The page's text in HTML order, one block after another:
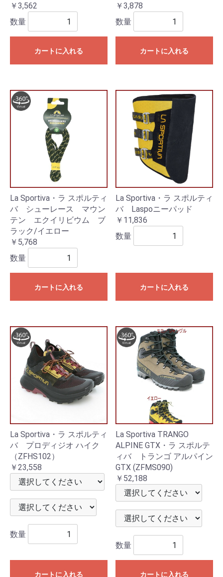
￥3,562
数量
カートに入れる
￥3,878
数量
カートに入れる
La Sportiva・ラ スポルティ
バ シューレース マウン
テン エクイリビウム ブ
ラック/イエロー
￥5,768
数量
カートに入れる
La Sportiva・ラ スポルティ
バ Laspoニーパッド
￥11,836
数量
カートに入れる
La Sportiva・ラ スポルティ
バ プロディジオ ハイク
（ZFHS102）
￥23,558
数量
カートに入れる
La Sportiva TRANGO
ALPINE GTX・ラ スポルテ
ィバ トランゴ アルパイン
GTX (ZFMS090)
￥52,188
数量
カートに入れる